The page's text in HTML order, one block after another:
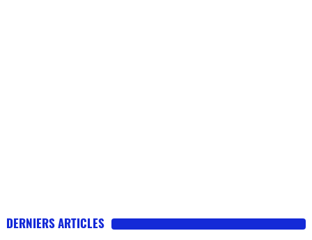
DERNIERS ARTICLES